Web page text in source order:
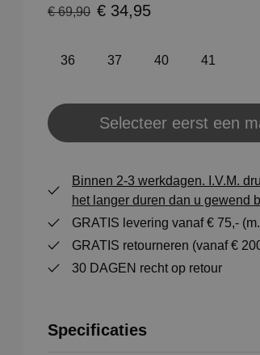
€ 69,90 € 34,95
36 37 40 41
Plaats in winkeltas
Selecteer eerst een
Binnen 2-3 werkdagen. I.V.M.
het langer duren dan u gewend
GRATIS levering vanaf € 75,-
GRATIS retourneren (vanaf €
30 DAGEN recht op retour
Specificaties